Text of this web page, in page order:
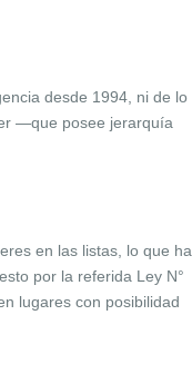
desde 1994, ni de lo
—que posee jerarquía
en las listas, lo que ha
por la referida Ley N°
lugares con posibilidad